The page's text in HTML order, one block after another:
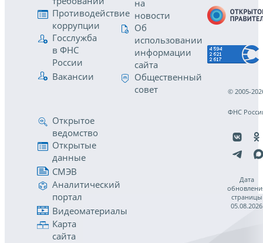
Противодействие
коррупции
Госслужба
в ФНС
России
Вакансии
на
новости
Об
использовании
информации
сайта
Общественный
совет
Открытое
ведомство
Открытые
данные
СМЭВ
Аналитический
портал
Видеоматериалы
Карта
сайта
© 2005-
ФНС
Дата
страницы
05.08.2026